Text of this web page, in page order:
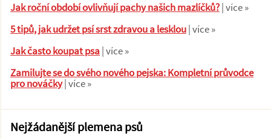
Jak roční období ovlivňují pachy našich mazlíčků?| více »
5 tipů, jak udržet psí srst zdravou a lesklou| více »
Jak často koupat psa| více »
Zamilujte se do svého nového pejska: Kompletní průvodce
pro nováčky| více »
Nejžádanější plemena psů